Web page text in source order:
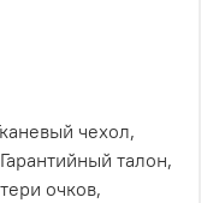
чехол,
талон,
очков,